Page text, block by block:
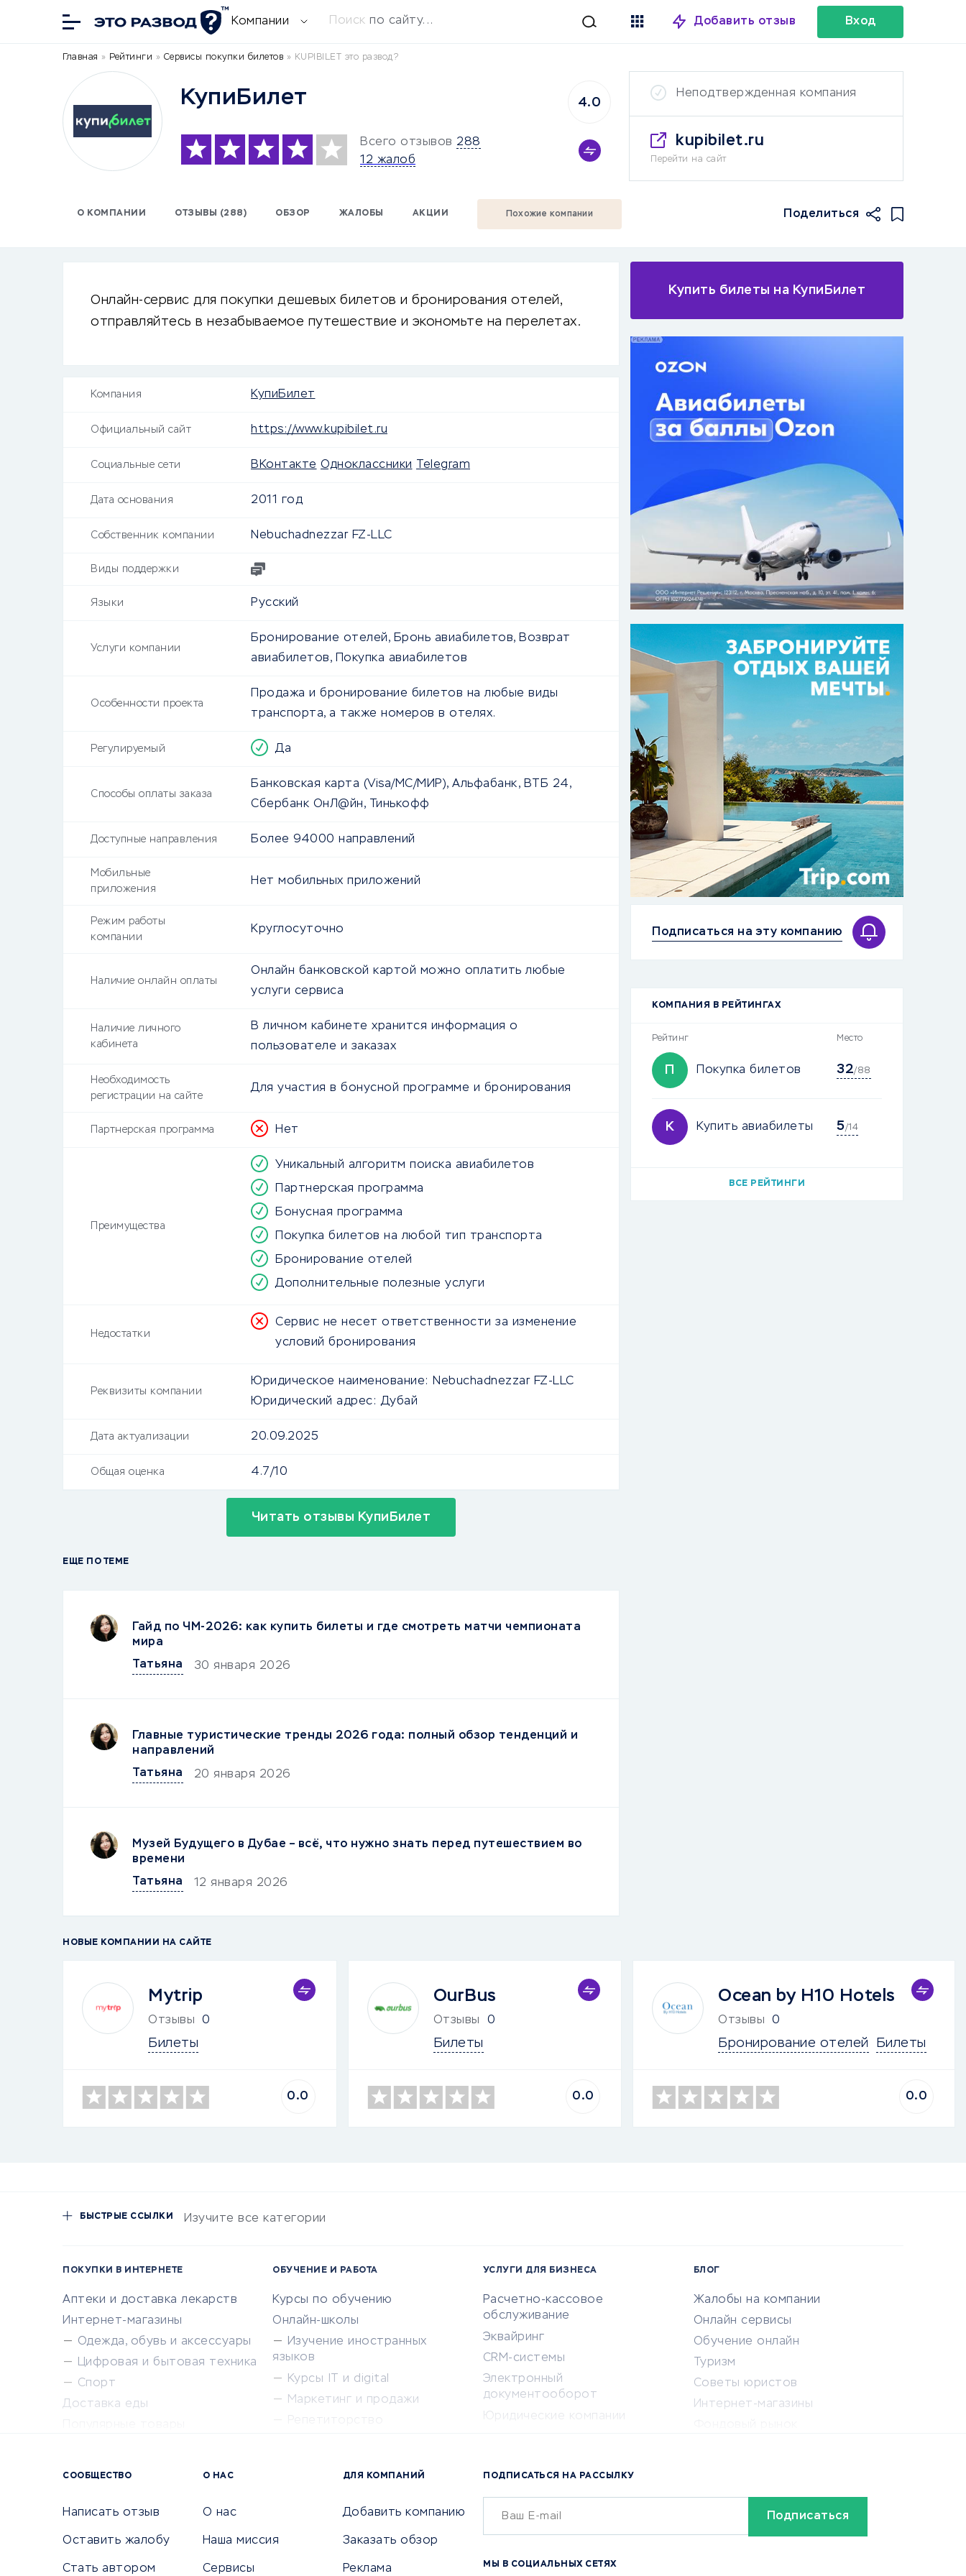
Компании Поиск по сайту... Добавить отзыв Вход
Главная » Рейтинги » Сервисы покупки билетов » KUPIBILET это развод?
КупиБилет
Всего отзывов 288
12 жалоб
4.0
Неподтвержденная компания
kupibilet.ru
Перейти на сайт
О КОМПАНИИ ОТЗЫВЫ (288) ОБЗОР ЖАЛОБЫ АКЦИИ Похожие компании Поделиться
Онлайн-сервис для покупки дешевых билетов и бронирования отелей,
отправляйтесь в незабываемое путешествие и экономьте на перелетах.
Компания КупиБилет
Официальный сайт https://www.kupibilet.ru
Социальные сети ВКонтакте Одноклассники Telegram
Дата основания 2011 год
Собственник компании Nebuchadnezzar FZ-LLC
Виды поддержки
Языки Русский
Услуги компании
Бронирование отелей, Бронь авиабилетов, Возврат
авиабилетов, Покупка авиабилетов
Особенности проекта
Продажа и бронирование билетов на любые виды
транспорта, а также номеров в отелях.
Регулируемый Да
Способы оплаты заказа
Банковская карта (Visa/MC/МИР), Альфабанк, ВТБ 24,
Сбербанк ОнЛ@йн, Тинькофф
Доступные направления Более 94000 направлений
Мобильные
приложения
Нет мобильных приложений
Режим работы
компании
Круглосуточно
Наличие онлайн оплаты
Онлайн банковской картой можно оплатить любые
услуги сервиса
Наличие личного
кабинета
В личном кабинете хранится информация о
пользователе и заказах
Необходимость
регистрации на сайте
Для участия в бонусной программе и бронирования
Партнерская программа Нет
Преимущества
Уникальный алгоритм поиска авиабилетов
Партнерская программа
Бонусная программа
Покупка билетов на любой тип транспорта
Бронирование отелей
Дополнительные полезные услуги
Недостатки
Сервис не несет ответственности за изменение
условий бронирования
Реквизиты компании
Юридическое наименование:
Nebuchadnezzar FZ-LLC
Юридический адрес: Дубай
Дата актуализации 20.09.2025
Общая оценка 4.7/10
Читать отзывы КупиБилет
ЕЩЕ ПО ТЕМЕ
Гайд по ЧМ-2026: как купить билеты и где смотреть матчи чемпионата
мира
Татьяна
30 января 2026
Главные туристические тренды 2026 года: полный обзор тенденций и
направлений
Татьяна
20 января 2026
Музей Будущего в Дубае – всё, что нужно знать перед путешествием во
времени
Татьяна
12 января 2026
Купить билеты на КупиБилет
Подписаться на эту компанию
КОМПАНИЯ В РЕЙТИНГАХ
Рейтинг Место
П Покупка билетов 32/88
К Купить авиабилеты 5/14
ВСЕ РЕЙТИНГИ
НОВЫЕ КОМПАНИИ НА САЙТЕ
Mytrip
Отзывы 0
Билеты
0.0
OurBus
Отзывы 0
Билеты
0.0
Ocean by H10 Hotels
Отзывы 0
Бронирование отелей Билеты
0.0
БЫСТРЫЕ ССЫЛКИ Изучите все категории
ПОКУПКИ В ИНТЕРНЕТЕ
Аптеки и доставка лекарств
Интернет-магазины
Одежда, обувь и аксессуары
Цифровая и бытовая техника
Спорт
Доставка еды
ОБУЧЕНИЕ И РАБОТА
Курсы по обучению
Онлайн-школы
Изучение иностранных
языков
Курсы IT и digital
Маркетинг и продажи
Сетевой маркетинг
УСЛУГИ ДЛЯ БИЗНЕСА
Расчетно-кассовое
обслуживание
Эквайринг
CRM-системы
Электронный
документооборот
Юридические компании
Бухгалтерия онлайн
Онлайн-кассы
SERM
БЛОГ
Жалобы на компании
Онлайн сервисы
Обучение онлайн
Туризм
Советы юристов
Интернет-магазины
Бонусы и акции
СООБЩЕСТВО
Написать отзыв
Оставить жалобу
Стать автором
О НАС
О нас
Наша миссия
Сервисы
ДЛЯ КОМПАНИЙ
Добавить компанию
Заказать обзор
Реклама
ПОДПИСАТЬСЯ НА РАССЫЛКУ
МЫ В СОЦИАЛЬНЫХ СЕТЯХ